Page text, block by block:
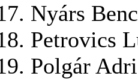
Nyárs
Petrovics
Polgár